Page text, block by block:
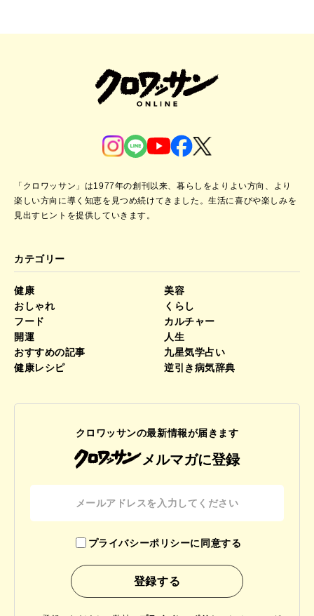
「クロワッサン」は1977年の創刊以来、暮らしをよりよい方向、より
楽しい方向に導く知恵を見つめ続けてきました。生活に喜びや楽しみを
見出すヒントを提供していきます。
カテゴリー
健康
美容
おしゃれ
くらし
フード
カルチャー
開運
人生
おすすめの記事
九星気学占い
健康レシピ
逆引き病気辞典
クロワッサンの最新情報が届きます
メルマガに登録
プライバシーポリシーに同意する